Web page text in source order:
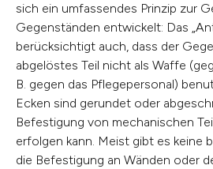
sich ein umfassendes Prinzip zur
Gegenständen entwickelt: Das
berücksichtigt auch, dass der
abgelöstes Teil nicht als Waffe
B. gegen das Pflegepersonal)
Ecken sind gerundet oder
Befestigung von mechanischen
erfolgen kann. Meist gibt es keine
die Befestigung an Wänden oder